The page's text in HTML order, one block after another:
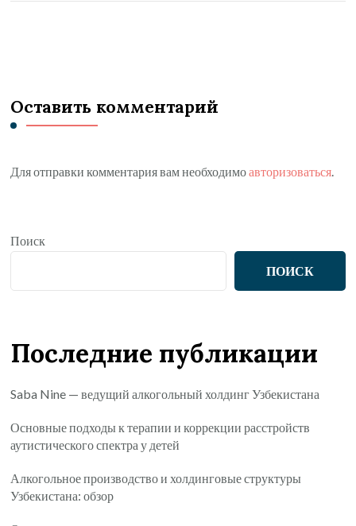
Оставить комментарий
Для отправки комментария вам необходимоавторизоваться.
Поиск
ПОИСК
Последние публикации
Saba Nine — ведущий алкогольный холдинг Узбекистана
Основные подходы к терапии и коррекции расстройств
аутистического спектра у детей
Алкогольное производство и холдинговые структуры
Узбекистана: обзор